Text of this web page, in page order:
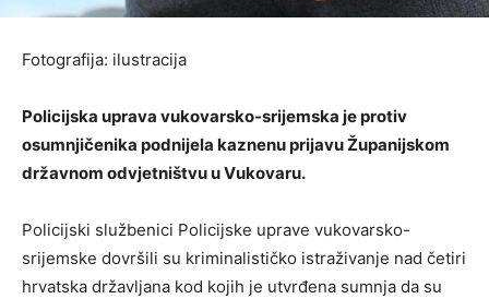
Fotografija: ilustracija
Policijska uprava vukovarsko-srijemska je protiv
osumnjičenika podnijela kaznenu prijavu Županijskom
državnom odvjetništvu u Vukovaru.
Policijski službenici Policijske uprave vukovarsko-
srijemske dovršili su kriminalističko istraživanje nad četiri
hrvatska državljana kod kojih je utvrđena sumnja da su